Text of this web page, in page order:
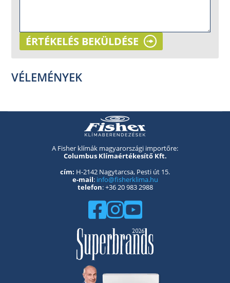
ÉRTÉKELÉS BEKÜLDÉSE
VÉLEMÉNYEK
A Fisher klímák magyarországi importőre:
Columbus Klímaértékesítő Kft.
cím: H-2142 Nagytarcsa, Pesti út 15.
e-mail: info@fisherklima.hu
telefon: +36 20 983 2988